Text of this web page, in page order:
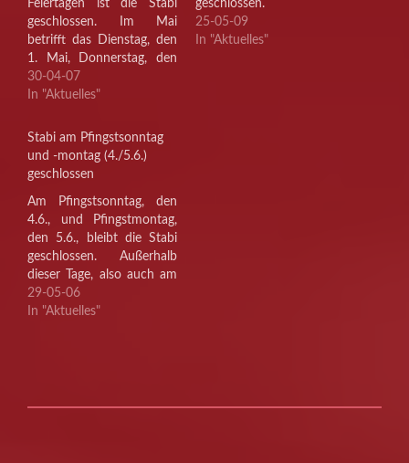
Feiertagen ist die Stabi
geschlossen. Im Mai
betrifft das Dienstag, den
1. Mai, Donnerstag, den
17. Mai (Christi
Himmelfahrt), und
Montag, den 28. Mai
(Pfingstsonntag und -
montag).
30-04-07
In "Aktuelles"
geschlossen.
25-05-09
In "Aktuelles"
Stabi am Pfingstsonntag
und -montag (4./5.6.)
geschlossen
Am Pfingstsonntag, den
4.6., und Pfingstmontag,
den 5.6., bleibt die Stabi
geschlossen. Außerhalb
dieser Tage, also auch am
Sonnabend, den 3.6.,
gelten die üblichen
29-05-06
In "Aktuelles"